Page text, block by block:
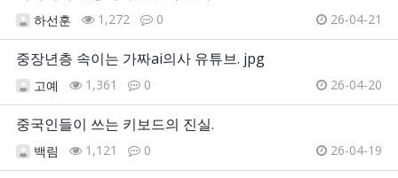
하선훈 1,272 0 26-04-21
중장년층 속이는 가짜ai의사 유튜브. jpg
고예 1,361 0 26-04-20
중국인들이 쓰는 키보드의 진실.
백림 1,121 0 26-04-19